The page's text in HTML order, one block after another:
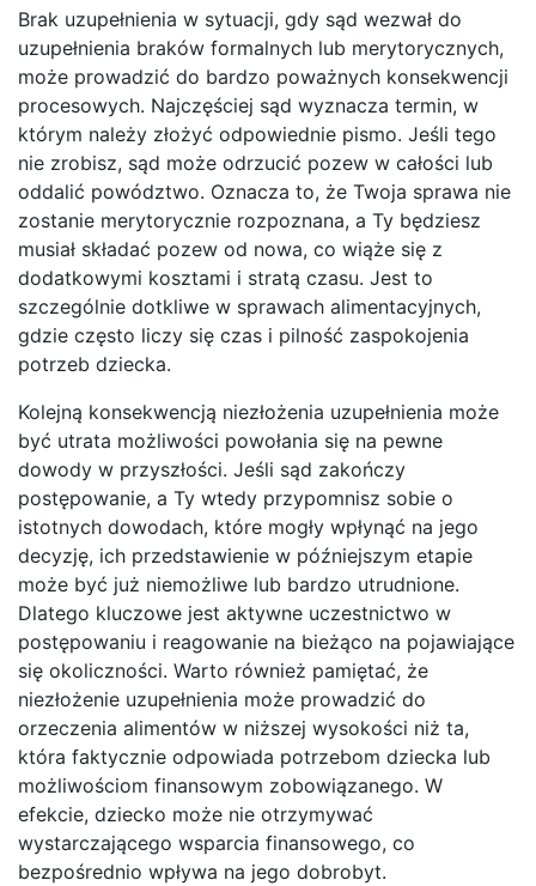
Brak uzupełnienia w sytuacji, gdy sąd wezwał do
uzupełnienia braków formalnych lub merytorycznych,
może prowadzić do bardzo poważnych konsekwencji
procesowych. Najczęściej sąd wyznacza termin, w
którym należy złożyć odpowiednie pismo. Jeśli tego
nie zrobisz, sąd może odrzucić pozew w całości lub
oddalić powództwo. Oznacza to, że Twoja sprawa nie
zostanie merytorycznie rozpoznana, a Ty będziesz
musiał składać pozew od nowa, co wiąże się z
dodatkowymi kosztami i stratą czasu. Jest to
szczególnie dotkliwe w sprawach alimentacyjnych,
gdzie często liczy się czas i pilność zaspokojenia
potrzeb dziecka.
Kolejną konsekwencją niezłożenia uzupełnienia może
być utrata możliwości powołania się na pewne
dowody w przyszłości. Jeśli sąd zakończy
postępowanie, a Ty wtedy przypomnisz sobie o
istotnych dowodach, które mogły wpłynąć na jego
decyzję, ich przedstawienie w późniejszym etapie
może być już niemożliwe lub bardzo utrudnione.
Dlatego kluczowe jest aktywne uczestnictwo w
postępowaniu i reagowanie na bieżąco na pojawiające
się okoliczności. Warto również pamiętać, że
niezłożenie uzupełnienia może prowadzić do
orzeczenia alimentów w niższej wysokości niż ta,
która faktycznie odpowiada potrzebom dziecka lub
możliwościom finansowym zobowiązanego. W
efekcie, dziecko może nie otrzymywać
wystarczającego wsparcia finansowego, co
bezpośrednio wpływa na jego dobrobyt.